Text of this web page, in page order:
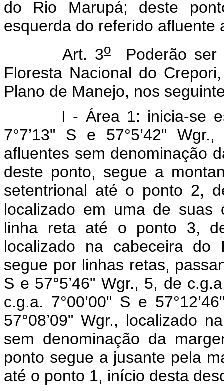
do Rio Marupá; deste
esquerda do referido
Art. 3oPoderão ser
Floresta Nacional do
Plano de Manejo, nos
I - Área 1: inicia-se
7°7’13" S e 57°5’42"
afluentes sem denominação
deste ponto, segue a
setentrional até o ponto 2,
localizado em uma de suas
linha reta até o ponto 3,
localizado na cabeceira do
segue por linhas retas,
S e 57°5’46" Wgr., 5, de
c.g.a. 7°00’00" S e
57°08’09" Wgr., localizado
sem denominação da
ponto segue a jusante pela
até o ponto 1, início desta